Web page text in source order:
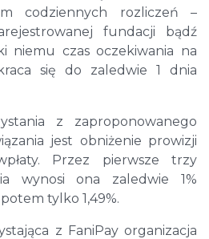
codziennych rozliczeń –
fundacji bądź
niemu czas oczekiwania na
się do zaledwie 1 dnia
z zaproponowanego
jest obniżenie prowizji
Przez pierwsze trzy
wynosi ona zaledwie 1%
tylko 1,49%.
z FaniPay organizacja